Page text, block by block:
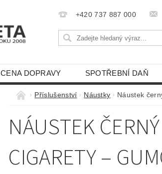
+420 737 887 000
CENA DOPRAVY SPOTŘEBNÍ DAŇ
Příslušenství Náustky Náustek
NÁUSTEK
CIGARETY –